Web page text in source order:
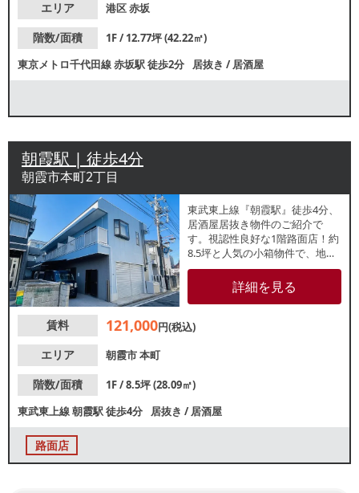
エリア
港区赤坂
階数/面積
1F / 12.77坪 (42.22㎡)
東京メトロ千代田線赤坂駅徒歩2分 居抜き /居酒屋
朝霞駅 | 徒歩4分
朝霞市本町2丁目
東武東上線『朝霞駅』徒歩4分、
居酒屋居抜き物件のご紹介で
す。視認性良好な1階路面店！約
8.5坪と人気の小箱物件で、地域
に根差した店舗をお考えの方に
おすすめです、諸条件等、お気
軽にお問合せください。
詳細を見る
賃料 121,000円(税込)
エリア
朝霞市本町
階数/面積
1F / 8.5坪 (28.09㎡)
東武東上線朝霞駅徒歩4分 居抜き /居酒屋
路面店